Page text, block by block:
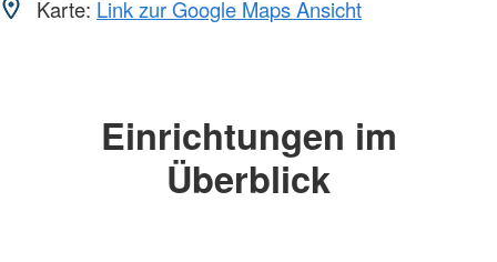
Karte: Link zur Google Maps Ansicht
Einrichtungen im
Überblick